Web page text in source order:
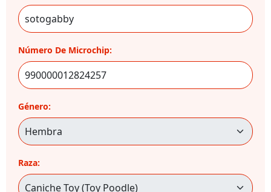
Número De Microchip:
Género:
Raza: